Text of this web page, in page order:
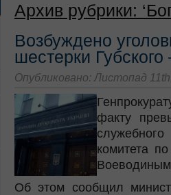
Архив рубрики:
Возбуждено
шестерки
Опубликовано: Листопад
факту
служебного
комитета
Об этом сообщил